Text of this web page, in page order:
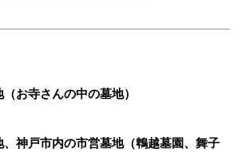
お寺さんの中の墓地）
神戸市内の市営墓地（鵯越墓園、舞子